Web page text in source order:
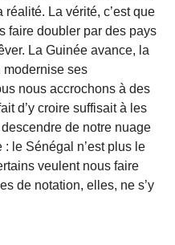
La vérité, c’est que
faire doubler par des pays
La Guinée avance, la
modernise ses
nous accrochons à des
d’y croire suffisait à les
de notre nuage
le Sénégal n’est plus le
veulent nous faire
de notation, elles, ne s’y